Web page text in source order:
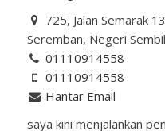
725, Jalan Semarak
Seremban, Negeri
01110914558
01110914558
Hantar Email
saya kini menjalankan